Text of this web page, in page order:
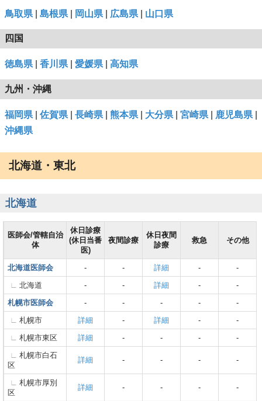
鳥取県 島根県 岡山県 広島県 山口県
四国
徳島県 香川県 愛媛県 高知県
九州・沖縄
福岡県 佐賀県 長崎県 熊本県 大分県 宮崎県 鹿児島県
沖縄県
北海道・東北
北海道
医師会/管轄自治
体
休日診療
(休日当番
医)
夜間診療
休日夜間
診療
救急 その他
北海道医師会 - - 詳細 -
-
北海道
- - 詳細 -
-
札幌市医師会
- - - -
-
札幌市
詳細 - 詳細 -
-
札幌市東区
詳細 - - -
-
札幌市白石
区
詳細 - - - -
札幌市厚別
区
詳細 - - - -